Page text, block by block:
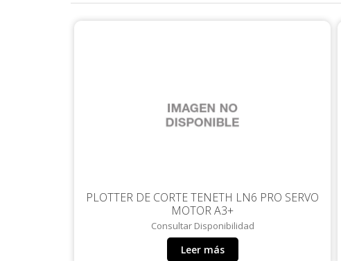
PLOTTER DE CORTE TENETH LN6 PRO SERVO
MOTOR A3+
Consultar Disponibilidad
Leer más